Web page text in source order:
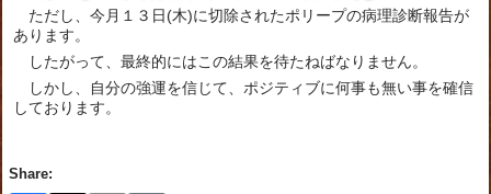
ただし、今月１３日(木)に切除されたポリープの病理診断報告が
あります。
したがって、最終的にはこの結果を待たねばなりません。
しかし、自分の強運を信じて、ポジティブに何事も無い事を確信
しております。
Share: